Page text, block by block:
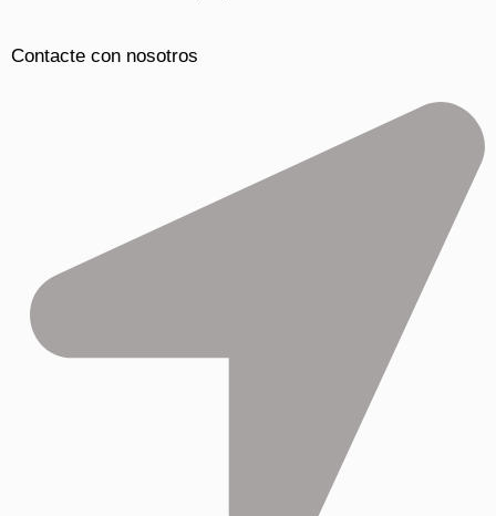
Contacte con nosotros